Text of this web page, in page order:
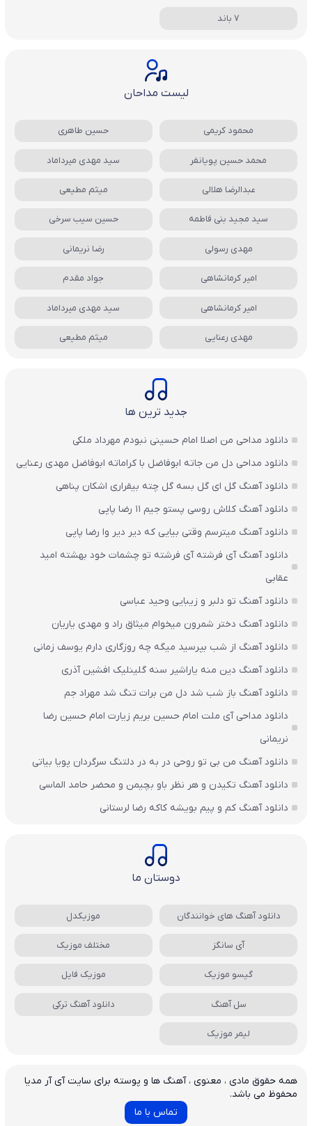
7 باند
لیست مداحان
محمود کریمی حسین طاهری
محمد حسین پویانفر سید مهدی میرداماد
عبدالرضا هلالی میثم مطیعی
سید مجید بنی فاطمه حسین سیب سرخی
مهدی رسولی رضا نریمانی
امیر کرمانشاهی جواد مقدم
امیر کرمانشاهی سید مهدی میرداماد
مهدی رعنایی میثم مطیعی
جدید ترین ها
دانلود مداحی من اصلا امام حسینی نبودم مهرداد ملکی
دانلود مداحی دل من جاته ابوفاضل با کراماته ابوفاضل مهدی رعنایی
دانلود آهنگ گل ای گل بسه گل چته بیقراری اشکان پناهی
دانلود آهنگ کلاش روسی پستو جیم ۱۱ رضا پاپی
دانلود آهنگ میترسم وقتی بیایی که دیر دیر وا رضا پاپی
دانلود آهنگ آی فرشته آی فرشته تو چشمات خود بهشته امید
عقابی
دانلود آهنگ تو دلبر و زیبایی وحید عباسی
دانلود آهنگ دختر شمرون میخوام میثاق راد و مهدی یاریان
دانلود آهنگ از شب بپرسید میگه چه روزگاری دارم یوسف زمانی
دانلود آهنگ دین منه یاراشیر سنه گلینلیک افشین آذری
دانلود آهنگ باز شب شد دل من برات تنگ شد مهراد جم
دانلود مداحی آی ملت امام حسین بریم زیارت امام حسین رضا
نریمانی
دانلود آهنگ من بی تو روحی در به در دلتنگ سرگردان پویا بیاتی
دانلود آهنگ تکیدن و هر نظر باو بچیمن و محضر حامد الماسی
دانلود آهنگ کم و پیم بویشه کاکه رضا لرستانی
دوستان ما
دانلود آهنگ های خوانندگان موزیکدل
آی سانگز مختلف موزیک
گیسو موزیک موزیک فایل
سل آهنگ دانلود آهنگ ترکی
لیمر موزیک
همه حقوق مادی ، معنوی ، آهنگ ها و پوسته برای سایت آی آر مدیا
محفوظ می باشد.
تماس با ما